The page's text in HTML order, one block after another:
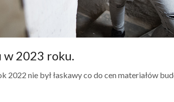
w 2023 roku.
nie był łaskawy co do cen materiałów